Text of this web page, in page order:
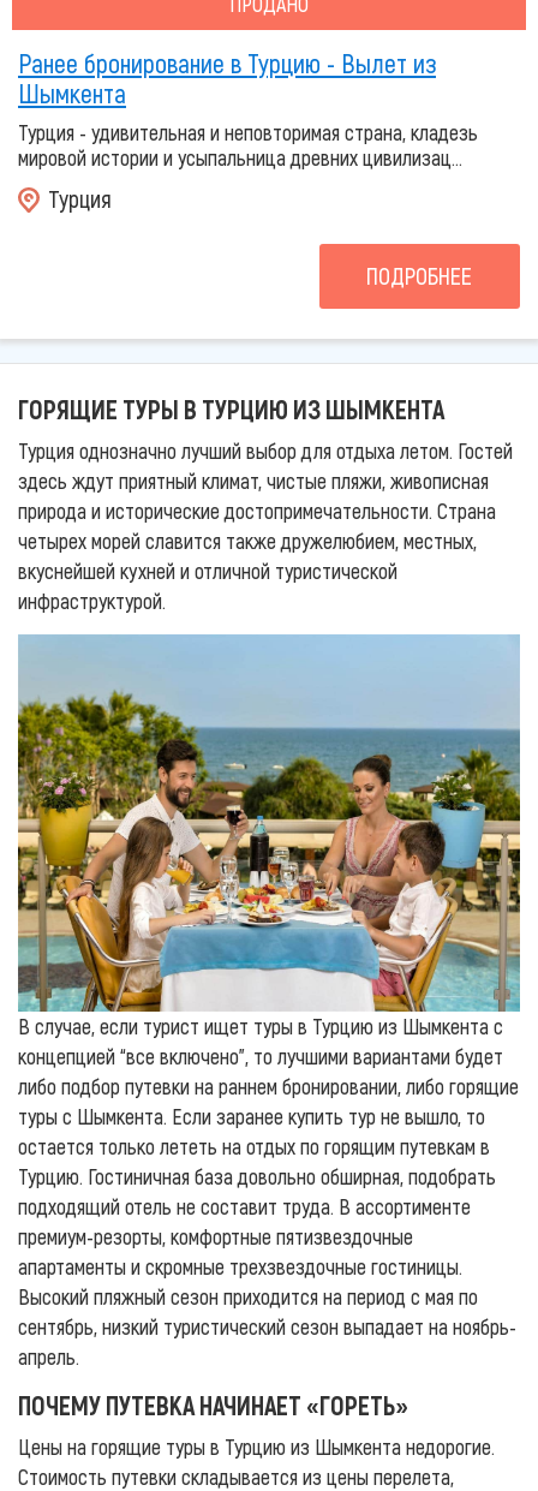
Ранее бронирование в Турцию - Вылет из
Шымкента
Турция - удивительная и неповторимая страна, кладезь
мировой истории и усыпальница древних цивилизац...
Турция
ПОДРОБНЕЕ
ГОРЯЩИЕ ТУРЫ В ТУРЦИЮ ИЗ ШЫМКЕНТА
Турция однозначно лучший выбор для отдыха летом. Гостей
здесь ждут приятный климат, чистые пляжи, живописная
природа и исторические достопримечательности. Страна
четырех морей славится также дружелюбием, местных,
вкуснейшей кухней и отличной туристической
инфраструктурой.
В случае, если турист ищет туры в Турцию из Шымкента с
концепцией “все включено”, то лучшими вариантами будет
либо подбор путевки на раннем бронировании, либо горящие
туры с Шымкента. Если заранее купить тур не вышло, то
остается только лететь на отдых по горящим путевкам в
Турцию. Гостиничная база довольно обширная, подобрать
подходящий отель не составит труда. В ассортименте
премиум-резорты, комфортные пятизвездочные
апартаменты и скромные трехзвездочные гостиницы.
Высокий пляжный сезон приходится на период с мая по
сентябрь, низкий туристический сезон выпадает на ноябрь-
апрель.
ПОЧЕМУ ПУТЕВКА НАЧИНАЕТ «ГОРЕТЬ»
Цены на горящие туры в Турцию из Шымкента недорогие.
Стоимость путевки складывается из цены перелета,